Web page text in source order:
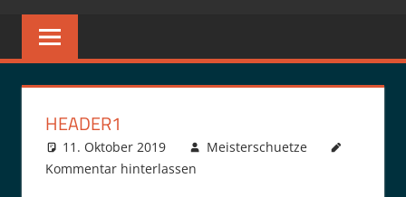
HEADER1
11. Oktober 2019
Meisterschuetze
Kommentar hinterlassen